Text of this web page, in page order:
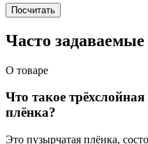
Посчитать
Часто
О товаре
Что такое
плёнка?
Это пузырчатая плёнка,